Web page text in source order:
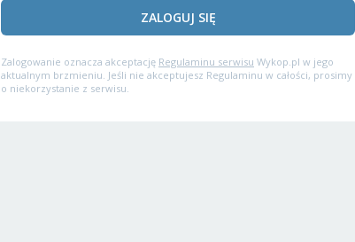
ZALOGUJ SIĘ
Zalogowanie oznacza akceptację Regulaminu serwisu Wykop.pl w jego
aktualnym brzmieniu. Jeśli nie akceptujesz Regulaminu w całości, prosimy
o niekorzystanie z serwisu.